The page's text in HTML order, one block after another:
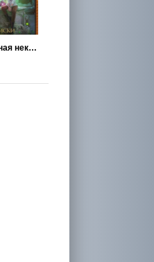
Прикладная некромантия. Записки между страниц